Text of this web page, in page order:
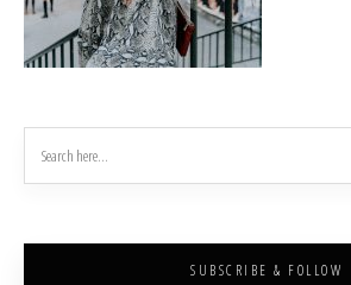
SUBSCRIBE & FOLLOW